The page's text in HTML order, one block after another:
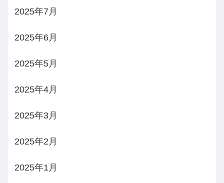
2025年7月
2025年6月
2025年5月
2025年4月
2025年3月
2025年2月
2025年1月